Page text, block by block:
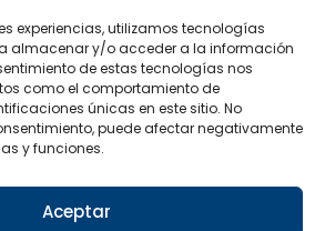
experiencias, utilizamos tecnologías
almacenar y/o acceder a la información
de estas tecnologías nos
como el comportamiento de
únicas en este sitio. No
puede afectar negativamente
y funciones.
Aceptar